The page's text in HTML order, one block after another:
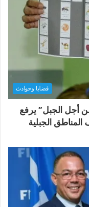
قضايا وحوادث
من أجل الجبل” يرفع
الجبلية